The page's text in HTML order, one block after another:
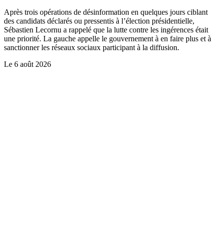
Après trois opérations de désinformation en quelques jours ciblant
des candidats déclarés ou pressentis à l’élection présidentielle,
Sébastien Lecornu a rappelé que la lutte contre les ingérences était
une priorité. La gauche appelle le gouvernement à en faire plus et à
sanctionner les réseaux sociaux participant à la diffusion.
Le 6 août 2026